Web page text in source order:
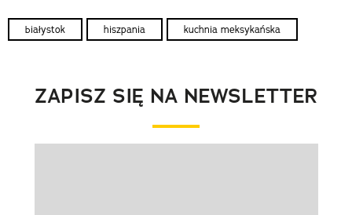
białystok hiszpania kuchnia meksykańska
ZAPISZ SIĘ NA NEWSLETTER